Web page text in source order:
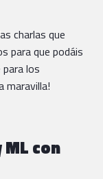
charlas que
para que podáis
para los
maravilla!
con